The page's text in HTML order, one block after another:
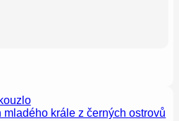
mladého krále z černých ostrovů